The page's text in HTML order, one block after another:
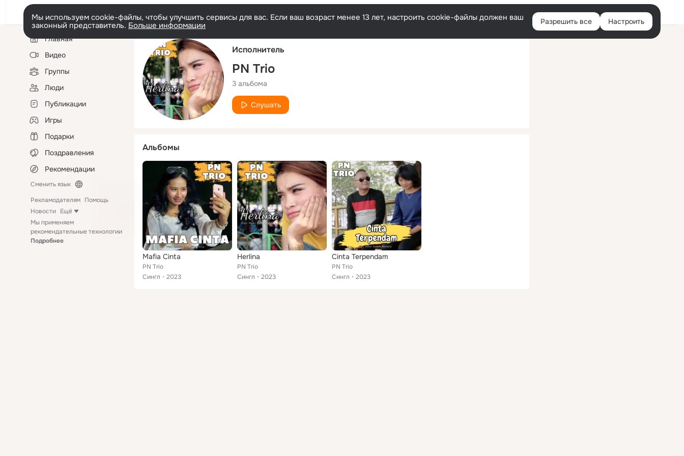
Русский Войти
Мы используем cookie-файлы, чтобы улучшить сервисы для вас. Если ваш возраст менее 13 лет, настроить cookie-файлы должен ваш
законный представитель. Больше информации Разрешить все Настроить
Левая
колонкаГлавная
Видео
Группы
Люди
Публикации
Игры
Подарки
Поздравления
Рекомендации
Сменить язык
Рекламодателям Помощь
Новости Ещё
Мы применяем
рекомендательные технологии
Подробнее
Исполнитель
PN Trio
3 альбома
Слушать
Альбомы
Mafia Cinta
PN Trio
Сингл
2023
Herlina
PN Trio
Сингл
2023
Cinta Terpendam
PN Trio
Сингл
2023